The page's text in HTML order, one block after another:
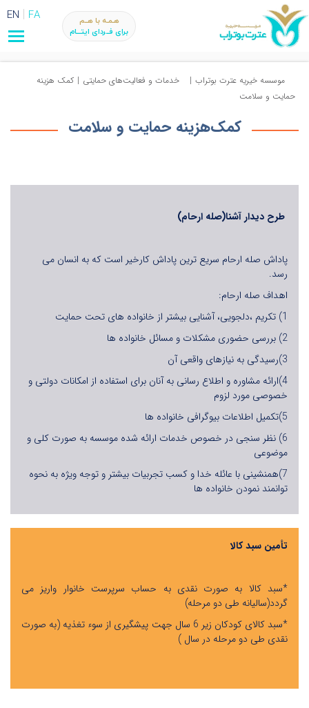
FA
EN
هـمـه با هــم
برای فــردای ایتـــام
موسسه خیریه عترت بوتراب | خدمات و فعالیت‌های حمایتی | کمک هزینه
حمایت و سلامت
کمک‌هزینه حمایت و سلامت
طرح دیدار آشنا(صله ارحام)
پاداش صله ارحام سریع ترین پاداش کارخیر است که به انسان می
رسد.
اهداف صله ارحام:
1) تکریم ،دلجویی، آشنایی بیشتر از خانواده های تحت حمایت
2) بررسی حضوری مشکلات و مسائل خانواده ها
3)رسیدگی به نیازهای واقعی آن
4)ارائه مشاوره و اطلاع رسانی به آنان برای استفاده از امکانات دولتی و
خصوصی مورد لزوم
5)تکمیل اطلاعات بیوگرافی خانواده ها
6) نظر سنجی در خصوص خدمات ارائه شده موسسه به صورت کلی و
موضوعی
7)همنشینی با عائله خدا و کسب تجربیات بیشتر و توجه ویژه به نحوه
توانمند نمودن خانواده ها
تأمین سبد کالا
*سبد کالا به صورت نقدی به حساب سرپرست خانوار واریز می
گردد(سالیانه طی دو مرحله)
*سبد کالای کودکان زیر 6 سال جهت پیشگیری از سوء تغذیه (به صورت
نقدی طی دو مرحله در سال )